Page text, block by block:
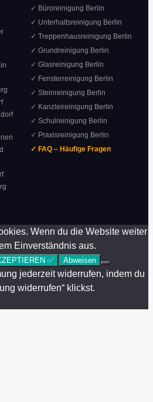
✓ Büroreinigung Berlin
✓ Unterhaltsreinigung Berlin
✓ Treppenhausreinigung Berlin
✓ Grundreinigung Berlin
✓ Glasreinigung Berlin
✓ Fensterreinigung Berlin
✓ Steinreinigung Berlin
✓ Kanzleireinigung Berlin
✓ Schulreinigung Berlin
✓ Praxisreinigung Berlin
✓ FAQ – Häufige Fragen
Wenn du die Website weiter
Einverständnis aus.
✅ Abweisen
jederzeit widerrufen, indem du
widerrufen“ klickst.